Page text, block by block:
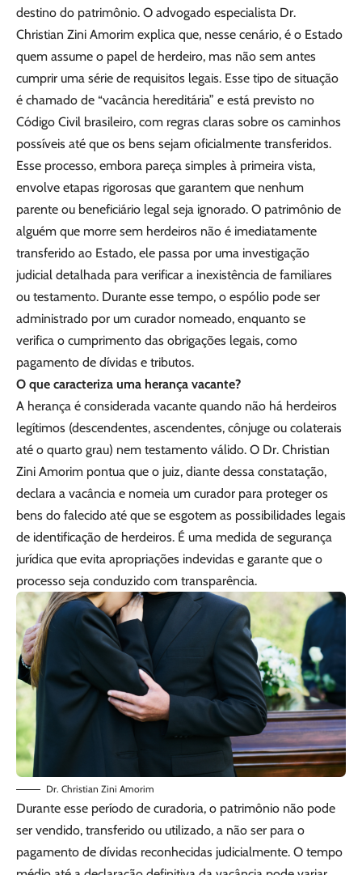
destino do patrimônio. O advogado especialista Dr.
Christian Zini Amorim explica que, nesse cenário, é o Estado
quem assume o papel de herdeiro, mas não sem antes
cumprir uma série de requisitos legais. Esse tipo de situação
é chamado de “vacância hereditária” e está previsto no
Código Civil brasileiro, com regras claras sobre os caminhos
possíveis até que os bens sejam oficialmente transferidos.
Esse processo, embora pareça simples à primeira vista,
envolve etapas rigorosas que garantem que nenhum
parente ou beneficiário legal seja ignorado. O patrimônio de
alguém que morre sem herdeiros não é imediatamente
transferido ao Estado, ele passa por uma investigação
judicial detalhada para verificar a inexistência de familiares
ou testamento. Durante esse tempo, o espólio pode ser
administrado por um curador nomeado, enquanto se
verifica o cumprimento das obrigações legais, como
pagamento de dívidas e tributos.
O que caracteriza uma herança vacante?
A herança é considerada vacante quando não há herdeiros
legítimos (descendentes, ascendentes, cônjuge ou colaterais
até o quarto grau) nem testamento válido. O Dr. Christian
Zini Amorim pontua que o juiz, diante dessa constatação,
declara a vacância e nomeia um curador para proteger os
bens do falecido até que se esgotem as possibilidades legais
de identificação de herdeiros. É uma medida de segurança
jurídica que evita apropriações indevidas e garante que o
processo seja conduzido com transparência.
Dr. Christian Zini Amorim
Durante esse período de curadoria, o patrimônio não pode
ser vendido, transferido ou utilizado, a não ser para o
pagamento de dívidas reconhecidas judicialmente. O tempo